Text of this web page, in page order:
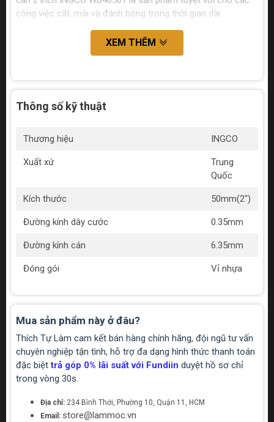
công việc cắt, mài và đánh bóng trong thời gian dài.
XEM THÊM
Thông số kỹ thuật
Thương hiệu INGCO
Xuất xứ
Trung
Quốc
Kích thước 50mm(2")
Đường kính dây cước 0.35mm
Đường kính cán 6.35mm
Đóng gói Vỉ nhựa
Mua sản phẩm này ở đâu?
Thích Tự Làm cam kết bán hàng chính hãng, đội ngũ tư vấn
chuyên nghiệp tận tình, hỗ trợ đa dạng hình thức thanh toán
đặc biệttrả góp 0% lãi suất với Fundiin duyệt hồ sơ chỉ
trong vòng 30s.
Địa chỉ: 234 Bình Thới, Phường 10, Quận 11, HCM
Email: store@lammoc.vn